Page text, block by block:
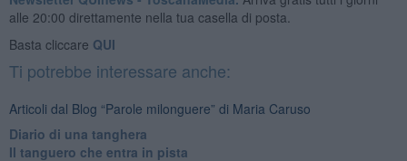
alle 20:00 direttamente nella tua casella di posta.
Basta cliccare QUI
Ti potrebbe interessare anche:
Articoli dal Blog “Parole milonguere” di Maria Caruso
Diario di una tanghera
Il tanguero che entra in pista